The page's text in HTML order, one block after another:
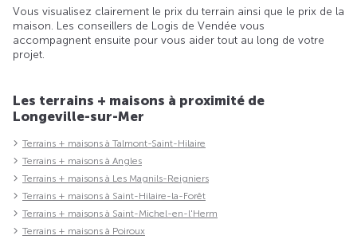
Vous visualisez clairement le prix du terrain ainsi que le prix de la
maison. Les conseillers de Logis de Vendée vous
accompagnent ensuite pour vous aider tout au long de votre
projet.
Les terrains + maisons à proximité de
Longeville-sur-Mer
Terrains + maisons à Talmont-Saint-Hilaire
Terrains + maisons à Angles
Terrains + maisons à Les Magnils-Reigniers
Terrains + maisons à Saint-Hilaire-la-Forêt
Terrains + maisons à Saint-Michel-en-l'Herm
Terrains + maisons à Poiroux